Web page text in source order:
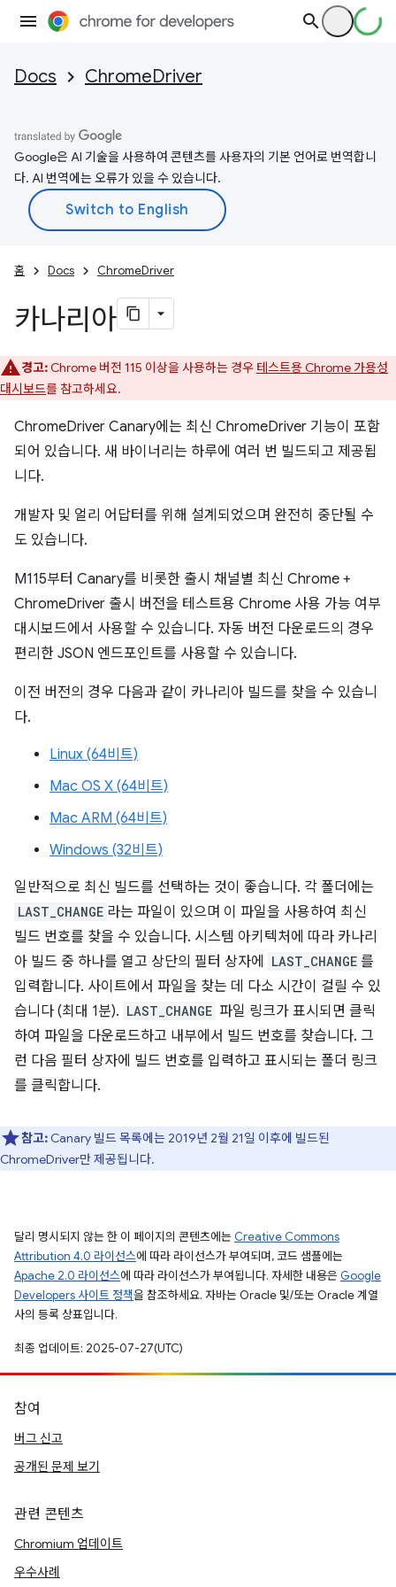
Docs ChromeDriver
Google은 AI 기술을 사용하여 콘텐츠를 사용자의 기본 언어로 번역합니
다. AI 번역에는 오류가 있을 수 있습니다.
홈 Docs ChromeDriver
카나리아
경고:Chrome 버전 115 이상을 사용하는 경우 테스트용 Chrome 가용성
대시보드를 참고하세요.
ChromeDriver Canary에는 최신 ChromeDriver 기능이 포함
되어 있습니다. 새 바이너리는 하루에 여러 번 빌드되고 제공됩
니다.
개발자 및 얼리 어답터를 위해 설계되었으며 완전히 중단될 수
도 있습니다.
M115부터 Canary를 비롯한 출시 채널별 최신 Chrome +
ChromeDriver 출시 버전을 테스트용 Chrome 사용 가능 여부
대시보드에서 사용할 수 있습니다. 자동 버전 다운로드의 경우
편리한 JSON 엔드포인트를 사용할 수 있습니다.
이전 버전의 경우 다음과 같이 카나리아 빌드를 찾을 수 있습니
다.
Linux (64비트)
Mac OS X (64비트)
Mac ARM (64비트)
Windows (32비트)
일반적으로 최신 빌드를 선택하는 것이 좋습니다. 각 폴더에는
LAST_CHANGE 라는 파일이 있으며 이 파일을 사용하여 최신
빌드 번호를 찾을 수 있습니다. 시스템 아키텍처에 따라 카나리
아 빌드 중 하나를 열고 상단의 필터 상자에
LAST_CHANGE 를
입력합니다. 사이트에서 파일을 찾는 데 다소 시간이 걸릴 수 있
습니다 (최대 1분). LAST_CHANGE 파일 링크가 표시되면 클릭
하여 파일을 다운로드하고 내부에서 빌드 번호를 찾습니다. 그
런 다음 필터 상자에 빌드 번호를 입력하고 표시되는 폴더 링크
를 클릭합니다.
참고: Canary 빌드 목록에는 2019년 2월 21일 이후에 빌드된
ChromeDriver만 제공됩니다.
달리 명시되지 않는 한 이 페이지의 콘텐츠에는 Creative Commons
Attribution 4.0 라이선스에 따라 라이선스가 부여되며, 코드 샘플에는
Apache 2.0 라이선스에 따라 라이선스가 부여됩니다. 자세한 내용은 Google
Developers 사이트 정책을 참조하세요. 자바는 Oracle 및/또는 Oracle 계열
사의 등록 상표입니다.
최종 업데이트: 2025-07-27(UTC)
참여
버그 신고
공개된 문제 보기
관련 콘텐츠
Chromium 업데이트
우수사례